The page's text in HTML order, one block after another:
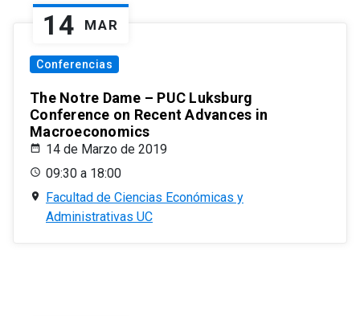
14 MAR
Conferencias
The Notre Dame – PUC Luksburg
Conference on Recent Advances in
Macroeconomics
14 de Marzo de 2019
09:30 a 18:00
Facultad de Ciencias Económicas y
Administrativas UC